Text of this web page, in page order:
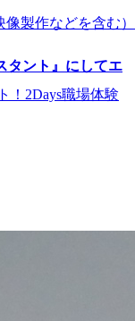
製作などを含む）
タント』にしてエ
！2Days職場体験